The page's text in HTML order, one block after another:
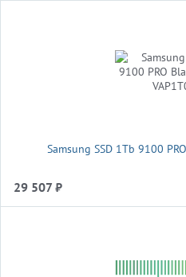
Samsung SSD 1Tb 9100
29 507 ₽